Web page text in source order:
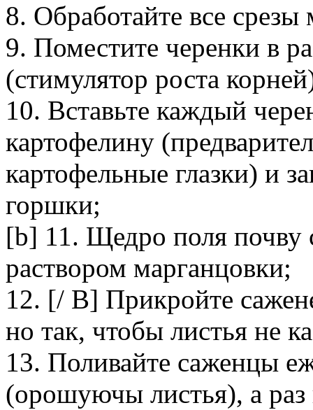
8. Обработайте все срезы
9. Поместите черенки в
(стимулятор роста
10. Вставьте каждый
картофелину
картофельные глазки) и
горшки;
[b] 11. Щедро поля почву
раствором марганцовки;
12. [/ B] Прикройте
но так, чтобы листья не
13. Поливайте саженцы
(орошуючы листья), а